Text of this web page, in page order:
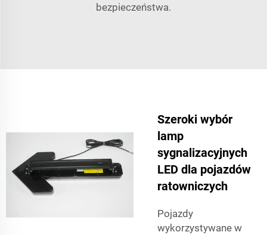
bezpieczeństwa.
Szeroki wybór
lamp
sygnalizacyjnych
LED dla pojazdów
ratowniczych
Pojazdy
wykorzystywane w